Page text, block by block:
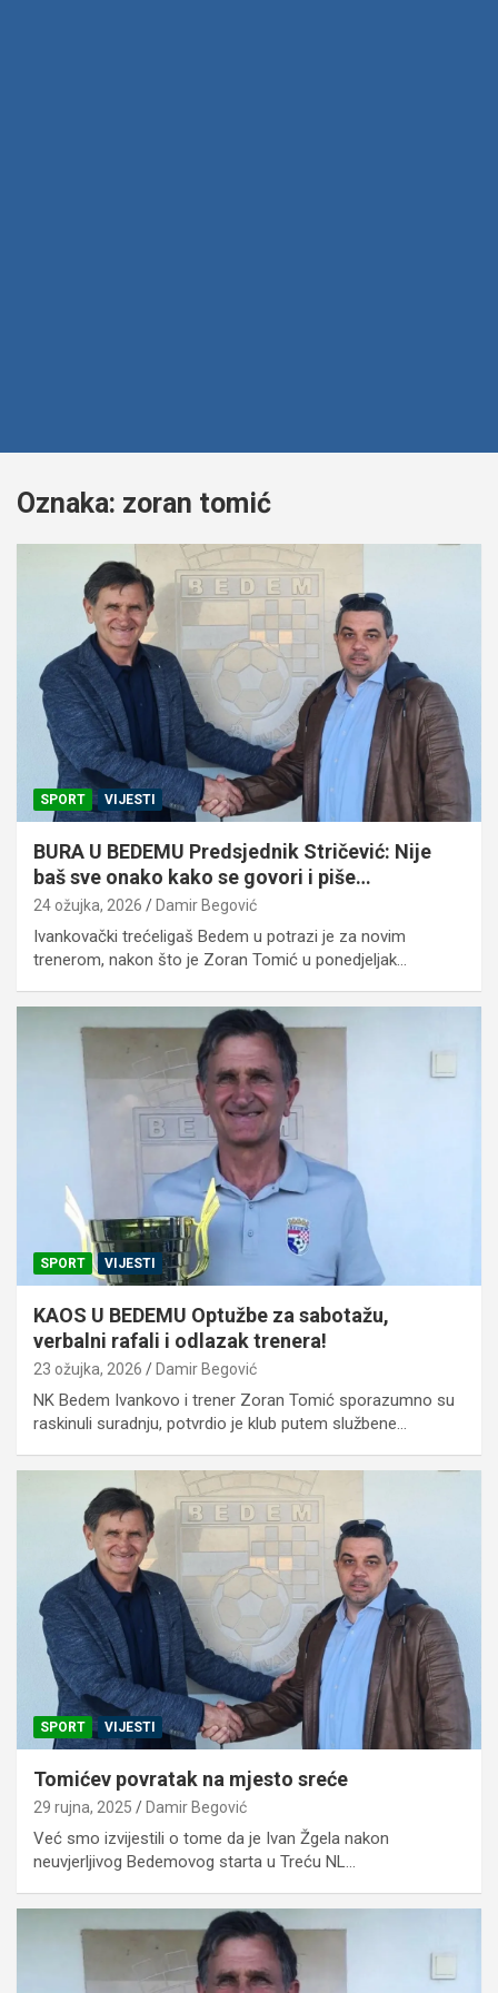
Oznaka: zoran tomić
SPORT VIJESTI
BURA U BEDEMU Predsjednik Stričević: Nije
baš sve onako kako se govori i piše…
24 ožujka, 2026 Damir Begović
Ivankovački trećeligaš Bedem u potrazi je za novim
trenerom, nakon što je Zoran Tomić u ponedjeljak…
SPORT VIJESTI
KAOS U BEDEMU Optužbe za sabotažu,
verbalni rafali i odlazak trenera!
23 ožujka, 2026 Damir Begović
NK Bedem Ivankovo i trener Zoran Tomić sporazumno su
raskinuli suradnju, potvrdio je klub putem službene…
SPORT VIJESTI
Tomićev povratak na mjesto sreće
29 rujna, 2025 Damir Begović
Već smo izvijestili o tome da je Ivan Žgela nakon
neuvjerljivog Bedemovog starta u Treću NL…